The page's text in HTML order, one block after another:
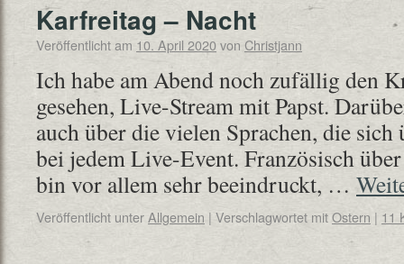
Karfreitag – Nacht
Veröffentlicht am 10. April 2020von Christjann
Ich habe am Abend noch zufällig den
gesehen, Live-Stream mit Papst.
auch über die vielen Sprachen, die sich
bei jedem Live-Event. Französisch
bin vor allem sehr beeindruckt, …
Veröffentlicht unterAllgemein | Verschlagwortet mitOstern | 11